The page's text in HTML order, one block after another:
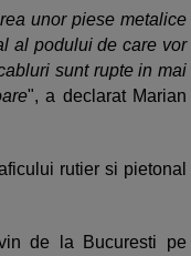
unor piese metalice
al podului de care vor
sunt rupte in mai
", a declarat Marian
rutier si pietonal
de la Bucuresti pe